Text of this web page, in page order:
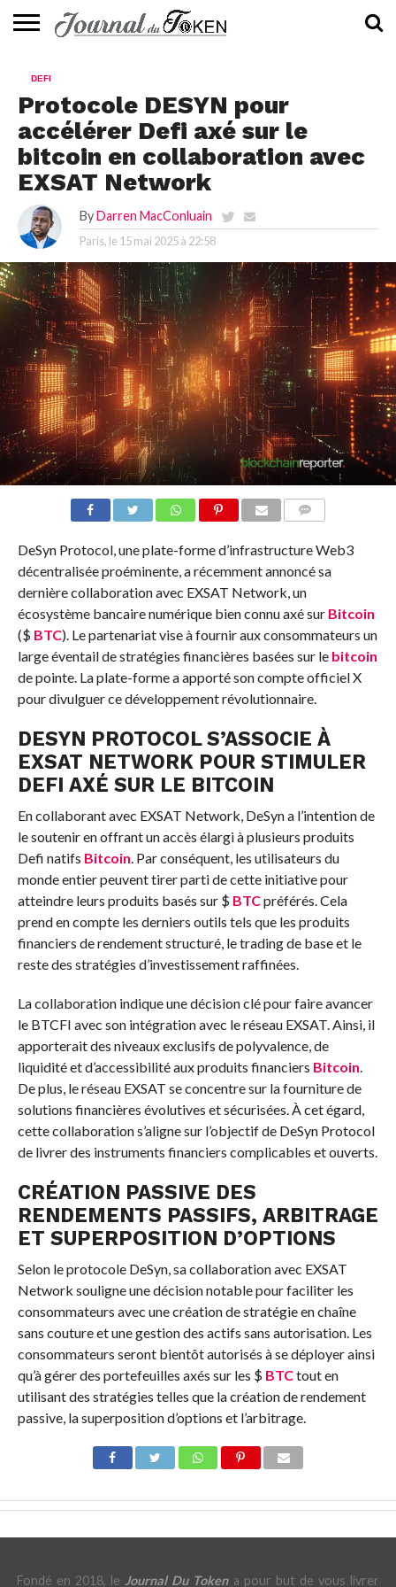
📰
EVALUATION
GUIDE
TENDANCES
À
CONTACTEZ-
DEFI
Protocole DESYN pour
accélérer Defi axé sur le
bitcoin en collaboration avec
EXSAT Network
By Darren MacConluain
Paris, le 15 mai 2025 à 22:58
DeSyn Protocol, une plate-forme d’infrastructure Web3
décentralisée proéminente, a récemment annoncé sa
dernière collaboration avec EXSAT Network, un
écosystème bancaire numérique bien connu axé sur Bitcoin
($ BTC). Le partenariat vise à fournir aux consommateurs un
large éventail de stratégies financières basées sur le bitcoin
de pointe. La plate-forme a apporté son compte officiel X
pour divulguer ce développement révolutionnaire.
DESYN PROTOCOL S’ASSOCIE À
EXSAT NETWORK POUR STIMULER
DEFI AXÉ SUR LE BITCOIN
En collaborant avec EXSAT Network, DeSyn a l’intention de
le soutenir en offrant un accès élargi à plusieurs produits
Defi natifs Bitcoin. Par conséquent, les utilisateurs du
monde entier peuvent tirer parti de cette initiative pour
atteindre leurs produits basés sur $ BTCpréférés. Cela
prend en compte les derniers outils tels que les produits
financiers de rendement structuré, le trading de base et le
reste des stratégies d’investissement raffinées.
La collaboration indique une décision clé pour faire avancer
le BTCFI avec son intégration avec le réseau EXSAT. Ainsi, il
apporterait des niveaux exclusifs de polyvalence, de
liquidité et d’accessibilité aux produits financiers Bitcoin.
De plus, le réseau EXSAT se concentre sur la fourniture de
solutions financières évolutives et sécurisées. À cet égard,
cette collaboration s’aligne sur l’objectif de DeSyn Protocol
de livrer des instruments financiers complicables et ouverts.
CRÉATION PASSIVE DES
RENDEMENTS PASSIFS, ARBITRAGE
ET SUPERPOSITION D’OPTIONS
Selon le protocole DeSyn, sa collaboration avec EXSAT
Network souligne une décision notable pour faciliter les
consommateurs avec une création de stratégie en chaîne
sans couture et une gestion des actifs sans autorisation. Les
consommateurs seront bientôt autorisés à se déployer ainsi
qu’à gérer des portefeuilles axés sur les $ BTCtout en
utilisant des stratégies telles que la création de rendement
passive, la superposition d’options et l’arbitrage.
Fondé en 2018, le Journal Du Tokena pour but de vous livrer